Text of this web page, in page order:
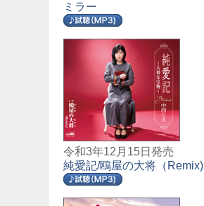
ミラー
令和3年12月15日発売
純愛記/鴎屋の大将（Remix)